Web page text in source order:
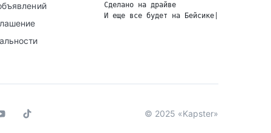
Сделано на драйве
И еще все будет на Бейсике
© 2025 «Kapster»